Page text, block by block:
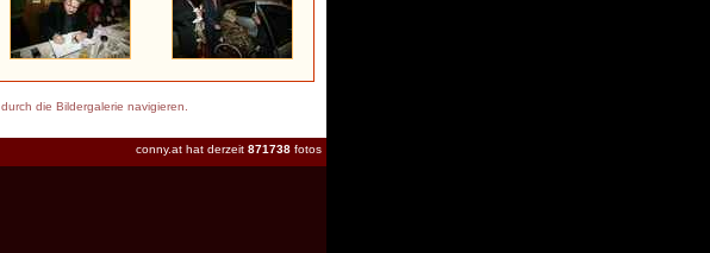
durch die Bildergalerie navigieren.
conny.at hat derzeit 871738 fotos